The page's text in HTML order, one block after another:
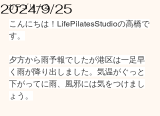
カテゴリー 2
2024/9/25
こんにちは！LifePilatesStudioの高橋で
す。
夕方から雨予報でしたが港区は一足早
く雨が降り出しました。気温がぐっと
下がってに雨、風邪には気をつけまし
ょう。